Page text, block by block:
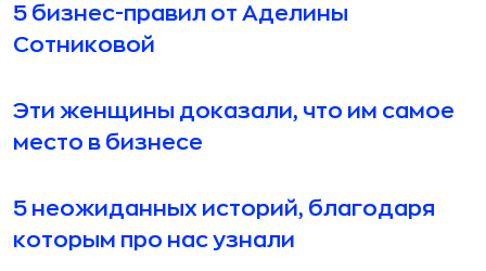
5 бизнес-правил от Аделины
Сотниковой
Эти женщины доказали, что им самое
место в бизнесе
5 неожиданных историй, благодаря
которым про нас узнали